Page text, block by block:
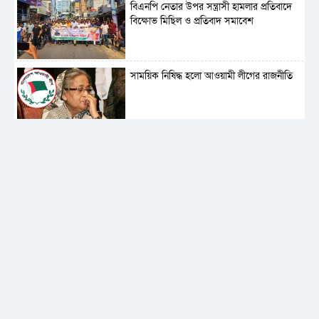
বিএনপি নেতার উপর সন্ত্রাসী হামলার প্রতিবাদে
বিক্ষোভ মিছিল ও প্রতিবাদ সমাবেশ
সাময়িক নিষিদ্ধ হলো আওয়ামী লীগের রাজনীতি